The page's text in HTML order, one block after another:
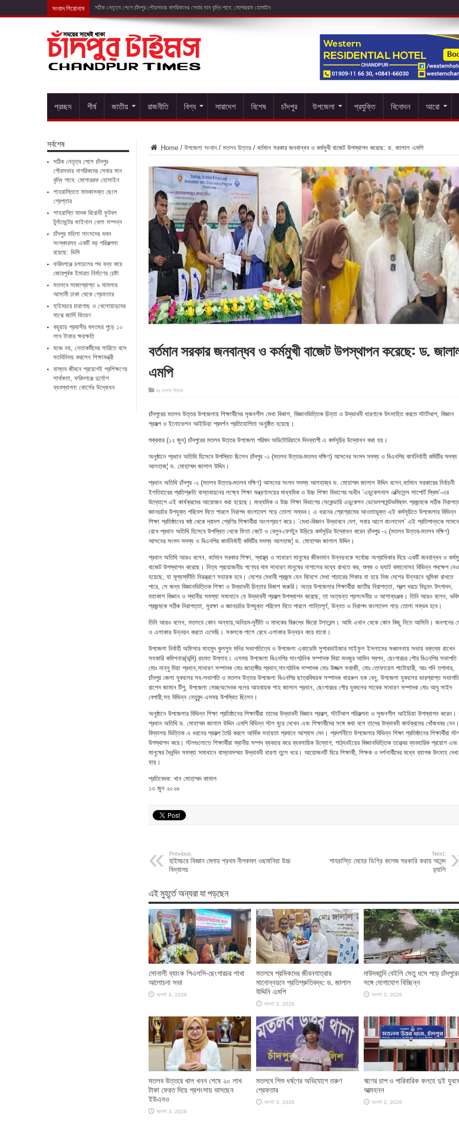
সংবাদ শিরোনাম শাহরাস্তি
প্রচ্ছদ শীর্ষ জাতীয় রাজনীতি বিশ্ব সারাদেশ বিশেষ চাঁদপুর উপজেলা প্রযুক্তি বিনোদন আরো
Home / উপজেলা সংবাদ / মতলব উত্তর / বর্তমান সরকার জনবান্ধব ও কর্মমুখী বাজেট উপস্থাপন করেছে: ড. জালাল এমপি
বর্তমান সরকার জনবান্ধব ও কর্মমুখী বাজেট উপস্থাপন করেছে: ড.
এমপি
in মতলব উত্তর
চাঁদপুরের মতলব উত্তর উপজেলায় শিক্ষার্থীদের সৃজনশীল মেধা বিকাশ, বিজ্ঞানভিত্তিক চিন্তা ও উদ্ভাবনী ধারণাকে উৎসাহিত করতে স্টার্টআপ, বিজ্ঞান
প্রকল্প ও ইনোভেশন আইডিয়া প্রদর্শন প্রতিযোগিতা অনুষ্ঠিত হয়েছে।
শুক্রবার (১২ জুন) চাঁদপুরের মতলব উত্তর উপজেলা পরিষদ অডিটোরিয়ামে দিনব্যাপী এ কর্মসূচির উদ্বোধন করা হয়।
অনুষ্ঠানে প্রধান অতিথি হিসেবে উপস্থিত ছিলেন চাঁদপুর -২ (মতলব উত্তর-মতলব দক্ষিণ) আসনের সংসদ সদস্য ও বিএনপির কার্যনির্বাহী কমিটির সদস্য
আলহাজ¦ ড. মোহাম্মদ জালাল উদ্দিন।
প্রধান অতিথি চাঁদপুর -২ (মতলব উত্তর-মতলব দক্ষিণ) আসনের সংসদ সদস্য আলহাজ্ব ড. মোহাম্মদ জালাল উদ্দিন বলেন,বর্তমান সরকারের নির্বাচনী
ইশতিহারের প্রতিশ্রুতি বাস্তবায়নের লক্ষ্যে শিক্ষা মন্ত্রণালয়ের মাধ্যমিক ও উচ্চ শিক্ষা বিভাগের অধীন ‘এডুকেশনাল এক্সিলেন্স সাপোর্ট স্কিম’-এর
উদ্যোগে এই কার্যক্রমের আয়োজন করা হয়েছে। মাধ্যমিক ও উচ্চ শিক্ষা বিভাগের সেকেন্ডারি এডুকেশন ডেভেলপমেন্টভবিষ্যৎ প্রজন্মকে সঠিক
জ্ঞানচর্চার উপযুক্ত পরিবেশ দিতে পারলে নিরাপদ বাংলাদেশ গড়ে তোলা সম্ভব। এ ধরনের প্রোগ্রামের আওতাভুক্ত এই কর্মসূচিতে উপজেলার বিভিন্ন
শিক্ষা প্রতিষ্ঠানের ষষ্ঠ থেকে দ্বাদশ শ্রেণির শিক্ষার্থীরা অংশগ্রহণ করে। ‘মেধা-বিজ্ঞান উদ্ভাবনে দেশ, সবার আগে বাংলাদেশ’ এই প্রতিপাদ্যকে সামনে
রেখে প্রধান অতিথি হিসেবে উপস্থিত থেকে ফিতা কেটে ও বেলুন-ফেস্টুন উড়িয়ে কর্মসূচির উদ্বোধন করেন চাঁদপুর -২ (মতলব উত্তর-মতলব দক্ষিণ)
আসনের সংসদ সদস্য ও বিএনপির কার্যনির্বাহী কমিটির সদস্য আলহাজ¦ ড. মোহাম্মদ জালাল উদ্দিন।
প্রধান অতিথি আরও বলেন, বর্তমান সরকার শিক্ষা, স্বাস্থ্য ও সাধারণ মানুষের জীবনমান উন্নয়নকে সর্বোচ্চ অগ্রাধিকার দিয়ে একটি জনবান্ধব ও
বাজেট উপস্থাপন করেছে। নিত্য প্রয়োজনীয় পণ্যের দাম সাধারণ মানুষের নাগালের মধ্যে রাখতে কর, শুল্ক ও ভ্যাট কমানোসহ বিভিন্ন পদক্ষেপ
হয়েছে, যা মূল্যস্ফীতি নিয়ন্ত্রণে সহায়ক হবে। দেশের মেধাবী প্রজন্ম যেন বিদেশে মেধা পাচারের শিকার না হয়ে নিজ দেশের উন্নয়নে ভূমিকা রাখতে
পারে, সে জন্য বিজ্ঞানভিত্তিক শিক্ষা ও উদ্ভাবনী চিন্তার বিকাশ জরুরি। অত্র উপজেলার শিক্ষার্থীরা জাতীয় নিরাপত্তা, স্বল্প খরচে বিদ্যুৎ উৎপাদন,
মহাকাশ বিজ্ঞান ও স্থানীয় সমস্যা সমাধানে যে উদ্ভাবনী প্রকল্প উপস্থাপন করেছে, তা অত্যন্ত প্রশংসনীয় ও আশাব্যঞ্জক। তিনি আরও বলেন,
প্রজন্মকে সঠিক নিরাপত্তা, সুরক্ষা ও জ্ঞানচর্চার উপযুক্ত পরিবেশ দিতে পারলে শান্তিপূর্ণ, উন্নত ও নিরাপদ বাংলাদেশ গড়ে তোলা সম্ভব হবে।
তিনি আরও বলেন, মতলবে কোন অন্যায়,অনিয়ম-দূর্নীতি ও মাদকের বিরুদ্ধে জিরো টলারেন্স। আমি এখান থেকে কোন কিছু নিতে আসিনি। জনগনের
ও এলাকার উন্নয়ন করতে এসেছি। সকলকে পাশে রেখে এলাকার উন্নয়ন করে যাবো।
উপজেলা নির্বাহী অফিসার মাহমুদ কুলসুম মনির সভাপতিত্বে ও উপজেলা একাডেমি সুপারভাইজার সাইফুল ইসলামের সঞ্চালনায় সভায় বক্তব্য রাখেন
সহকারি কমিশনার(ভূমি) রহমত উল্লাহ। এসময় উপজেলা বিএনপির সাংগঠনিক সম্পাদক মিয়া মনজুর আমিন স্বপন, ছেংগারচর পৌর বিএনপির সভাপতি
মোঃ নান্নু মিয়া প্রধান,সাধারণ সম্পাদক মোঃ জাহাঙ্গীর প্রধান,সাংগঠনিক সম্পাদক মোঃ উজ্জল ফরাজী, মোঃ তোফায়েল পাটোয়ারী, আঃ গনি তপাদার,
চাঁদপুর জেলা যুবদলের সহ-সভাপতি ও মতলব উত্তর উপজেলা বিএনপির ছাত্রবিষয়ক সম্পাদক খায়রুল হক বেনু, উপজেলা যুবদলের ভারপ্রাপ্ত সভাপতি
রাশেদ জামান টিপু, উপজেলা সেচ্ছঅসেবক দলের আহবায়ক শাহ জালাল প্রধান, ছেংগারচর পৌর যুবদলের সাবেক সাধারণ সম্পাদক মোঃ আবু সাইদ
বেপারী,সহ বিভিন্ন নেতৃবৃন্দ এসময় উপস্থিত ছিলেন।
অনুষ্ঠানে উপজেলার বিভিন্ন শিক্ষা প্রতিষ্ঠানের শিক্ষার্থীরা তাদের উদ্ভাবনী বিজ্ঞান প্রকল্প, স্টার্টআপ পরিকল্পনা ও সৃজনশীল আইডিয়া উপস্থাপন করেন।
প্রধান অতিথি ড. মোহাম্মদ জালাল উদ্দিন এমপি বিভিন্ন স্টল ঘুরে দেখেন এবং শিক্ষার্থীদের সঙ্গে কথা বলে তাদের উদ্ভাবনী কার্যক্রমের খোঁজখবর নেন।
বিদ্যালয় ভিত্তিক এ ধরনের প্রকল্প তৈরি করলে আর্থিক সহায়তা প্রদানে আশ্বাস দেন। প্রদর্শনীতে উপজেলার বিভিন্ন শিক্ষা প্রতিষ্ঠানের শিক্ষার্থীরা
উপস্থাপন করে। স্টলগুলোতে শিক্ষার্থীরা স্থানীয় সম্পদ ব্যবহার করে ব্যবসায়িক উদ্যোগ, পাঠ্যবইয়ের বিজ্ঞানভিত্তিক তত্ত্বের ব্যবহারিক প্রয়োগ এবং
মানুষের দৈনন্দিন সমস্যা সমাধানে বাস্তবসম্মত উদ্ভাবনী ধারণা তুলে ধরে। আয়োজনটি ঘিরে শিক্ষার্থী, শিক্ষক ও দর্শনার্থীদের মধ্যে ব্যাপক উৎসাহ দেখা
যায়।
প্রতিবেদক: খান মোহাম্মদ কামাল
১৩ জুন ২০২৬
Previous:
হাইমচরে বিজ্ঞান মেলায় প্রথম নীলকমল ওছমানিয়া উচ্চ
বিদ্যালয়
Next:
শাহরাস্তি মেহের ডিগ্রি কলেজ সরকারি করায় আনন্দ
র‍্যালি
এই মুহূর্তে অন্যরা যা পড়ছেন
সোনালী ব্যাংক পিএলসি-ছেংগারচর শাখা
আলোচনা সভা
আগস্ট 4, 2026
মতলবে শ্রমিকদের জীবনযাত্রার
মানোন্নয়নে প্রতিশ্রুতিবদ্ধ: ড. জালাল
উদ্দিনি এমপি
আগস্ট 3, 2026
দাউদকান্দি বেইলি সেতু ধসে পড়ে
সঙ্গে যোগাযোগ বিচ্ছিন্ন
আগস্ট 3, 2026
মতলব উত্তরে খাল খনন শেষে ২০ লাখ
টাকা ফেরত দিয়ে প্রশংসায় ভাসছেন
ইউএনও
আগস্ট 3, 2026
মতলবে শিশু ধর্ষণের অভিযোগে তরুণ
গ্রেফতার
আগস্ট 3, 2026
ঋণের চাপ ও পারিবারিক কলহে দুই
আত্মহনন
আগস্ট 2, 2026
সর্বশেষ
সঠিক নেতৃত্ব পেলে চাঁদপুর
পৌরসভার নাগরিকদের সেবার মান
বৃদ্ধি পাবে: মোশাররফ হোসাইন
শাহরাস্তিতে মাদকাসক্ত ছেলে
গ্রেপ্তার
শাহরাস্তি মাদক বিরোধী ফুটবল
টুর্নামেন্টের ফাইনাল খেলা সম্পন্ন
চাঁদপুর মহিলা সাংসদের ভবন
সংস্কারসহ একটি বড় পরিকল্পনা
রয়েছে: ডিসি
ফরিদগঞ্জে চলাচলের পথ বন্ধ করে
জোরপূর্বক ইমারত নির্মাণের চেষ্টা
মতলবে সাজাপ্রাপ্ত ৯ মামলার
আসামী ঢাকা থেকে গ্রেফতার
হাইমচরে চারাগাছ ও খেলোয়াড়দের
মাঝে জার্সি বিতরণ
কচুয়ায় প্রবাসীর বসতঘর পুড়ে ১০
লাখ টাকার ক্ষয়ক্ষতি
মঞ্চে নয়, নেতাকর্মীদের সারিতে বসে
মতবিনিময় করলেন শিক্ষামন্ত্রী
​বাস্তব জীবনে প্রয়োগই প্রশিক্ষণের
সার্থকতা, ফরিদগঞ্জে দুর্যোগ
ব্যবস্থাপনা কোর্সের উদ্বোধন